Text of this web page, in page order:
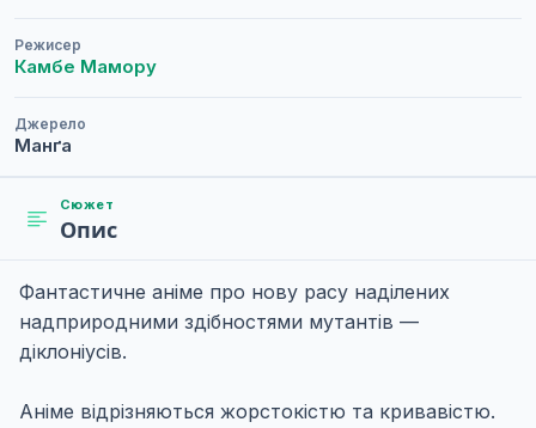
Режисер
Камбе Мамору
Джерело
Манґа
Сюжет
Опис
Фантастичне аніме про нову расу наділених
надприродними здібностями мутантів —
діклоніусів.
Аніме відрізняються жорстокістю та кривавістю.